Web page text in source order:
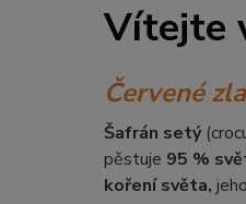
Vítejte
Červené
Šafrán setý
pěstuje 95 %
koření světa,